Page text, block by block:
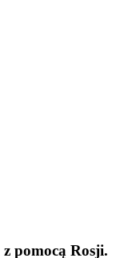
pomocą Rosji.